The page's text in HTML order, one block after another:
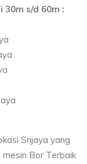
s/d 60m :
Srijaya yang
Bor Terbaik